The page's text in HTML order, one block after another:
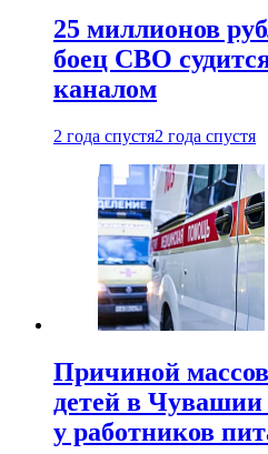
25 миллионов
боец СВО
каналом
2 года спустя2 года спустя
Причиной
детей в Чувашии
у работников